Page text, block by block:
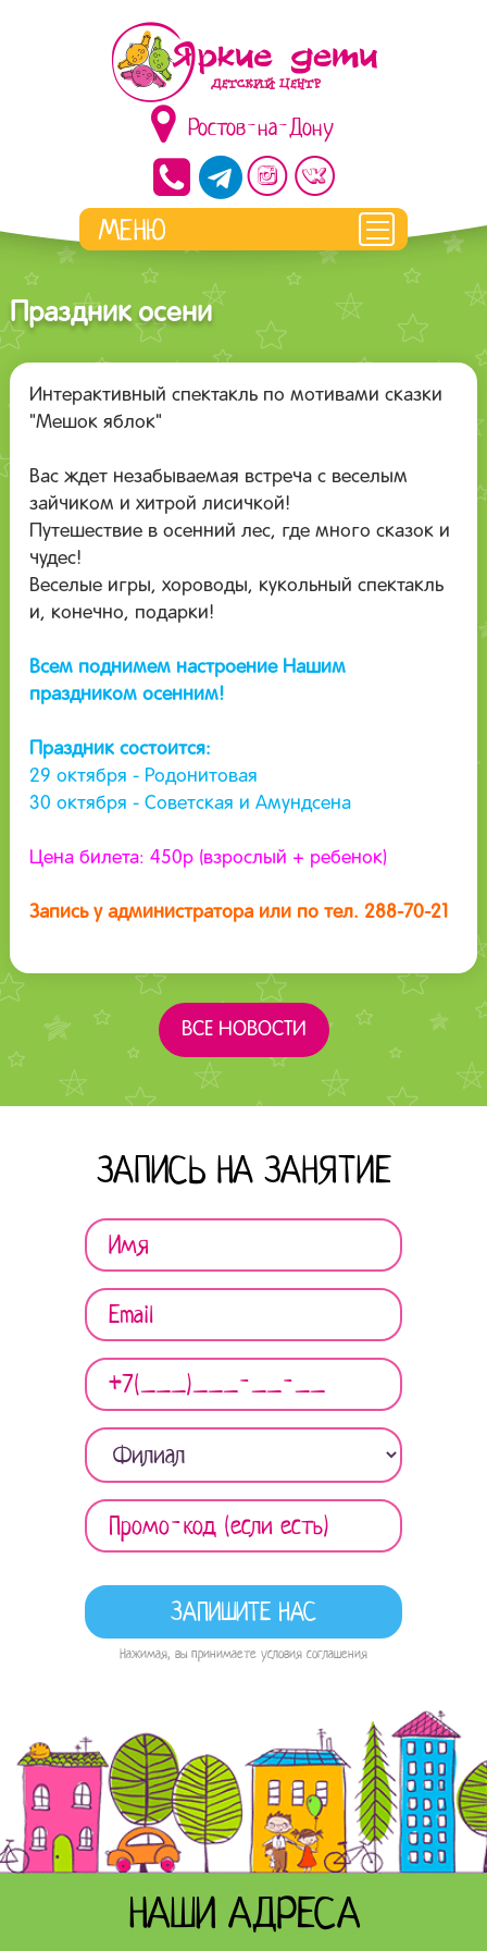
Ростов-на-Дону
Праздник осени
Интерактивный спектакль по мотивами сказки
"Мешок яблок"
Вас ждет незабываемая встреча с веселым
зайчиком и хитрой лисичкой!
Путешествие в осенний лес, где много сказок и
чудес!
Веселые игры, хороводы, кукольный спектакль
и, конечно, подарки!
Всем поднимем настроение Нашим
праздником осенним!
Праздник состоится:
29 октября - Родонитовая
30 октября - Советская и Амундсена
Цена билета: 450р (взрослый + ребенок)
Запись у администратора или по тел. 288-70-21
ВСЕ НОВОСТИ
ЗАПИСЬ НА ЗАНЯТИЕ
Нажимая, вы принимаете условия соглашения
НАШИ АДРЕСА